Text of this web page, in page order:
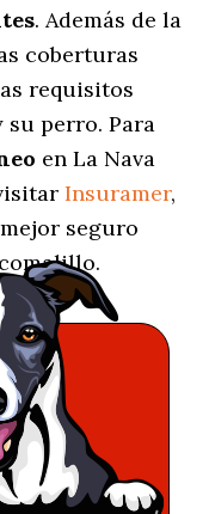
. Además de la
coberturas
requisitos
perro. Para
en La Nava
Insuramer,
seguro